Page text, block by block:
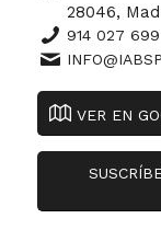
28046,
914 027 699
VER EN